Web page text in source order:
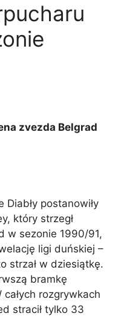
zvezda Belgrad
Diabły postanowiły
który strzegł
w sezonie 1990/91,
ligi duńskiej –
strzał w dziesiątkę.
bramkę
rozgrywkach
stracił tylko 33